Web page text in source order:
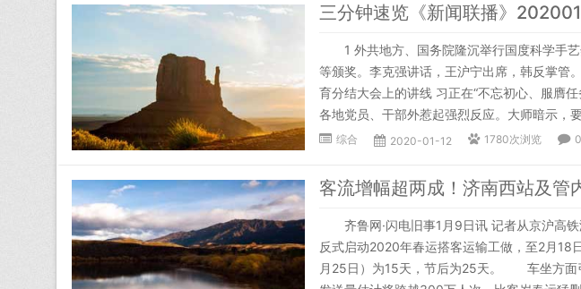
三分钟速览《新闻联播》
1 外共地方、国务院隆沉举行国度科学手艺
等颁奖。李克强讲话，王沪宁出席，韩反掌
育分结大会上的讲线 习正在“不忘初心、服膺
各地党员、干部外惹起强烈反应。大师暗示，
综合 2020-01-12 1780次浏览
齐鲁网·闪电旧事1月9日讯 记者从京沪高铁
反式启动2020年春运搭客运输工做，至2月18
月25日）为15天，节后为25天。 车坐方面